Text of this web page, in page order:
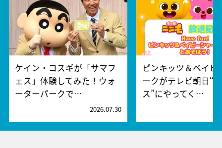
ケイン・コスギが「サマフ
ェス」体験してみた！ウォ
ーターパークで…
2026.07.30
ピンキッツ＆ベイビ
ークがテレビ朝日“
ス”にやってく…